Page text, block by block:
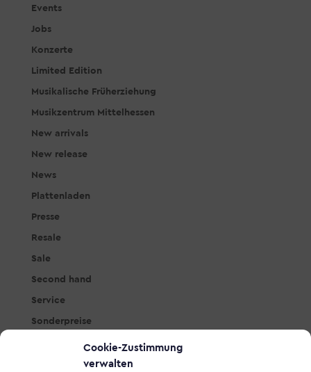
Cookie-Zustimmung
verwalten
Events
Jobs
Konzerte
Limited Edition
Musikalische Früherziehung
Musikzentrum Mittelhessen
New arrivals
New release
News
Plattenladen
Presse
Resale
Sale
Second hand
Service
Sonderpreise
Tasteninstrumente